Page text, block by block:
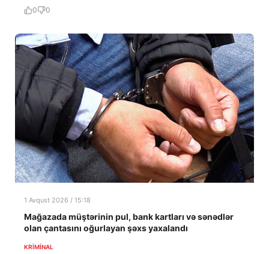
0 0
1 Avqust 2026 / 15:18
Mağazada müştərinin pul, bank kartları və sənədlər
olan çantasını oğurlayan şəxs yaxalandı
KRIMINAL